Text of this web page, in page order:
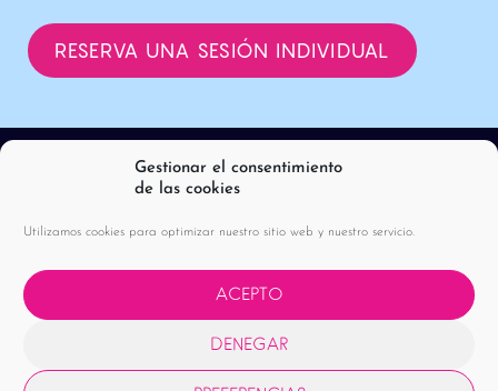
Gestionar el consentimiento
de las cookies
Utilizamos cookies para optimizar nuestro sitio web y nuestro servicio.
ACEPTO
DENEGAR
RESERVA UNA SESIÓN INDIVIDUAL
POLÍTICA DE PRIVACIDAD |AVISO LEGAL |
POLÍTICA DE COOKIES